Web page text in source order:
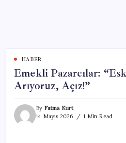
content
HABER
Emekli Pazarcılar:
Arıyoruz, Açız!”
By Fatma Kurt
14 Mayıs 2026
1 Min Read